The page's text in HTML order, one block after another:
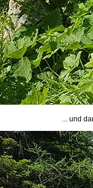
... und